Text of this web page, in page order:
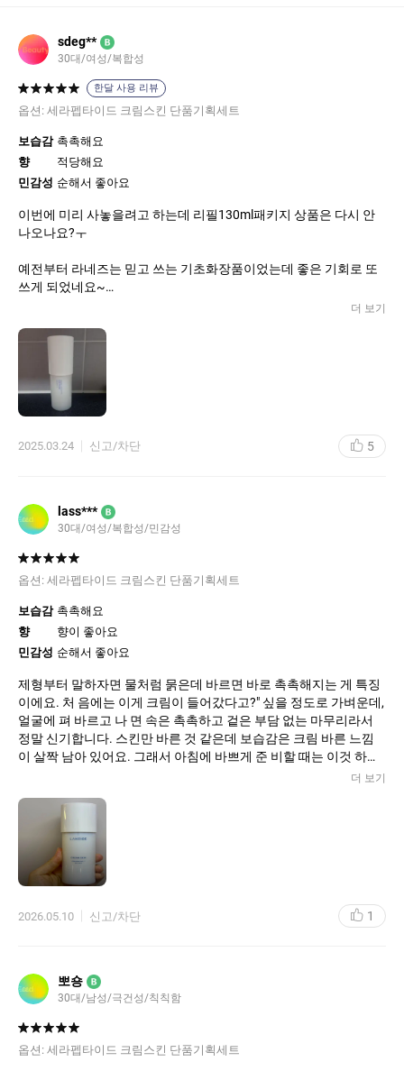
sdeg** B
30대/여성/복합성
한달 사용 리뷰
옵션: 세라펩타이드 크림스킨 단품기획세트
보습감 촉촉해요
향
적당해요
민감성 순해서 좋아요
이번에 미리 사놓을려고 하는데 리필130ml패키지 상품은 다시 안
나오나요?ㅜ
예전부터 라네즈는 믿고 쓰는 기초화장품이었는데 좋은 기회로 또
쓰게 되었네요~
이게 이름 그대로 크림스킨 크림의 성분으로 스킨같은 제형 그런 느
그냥 일반 스킨토너는 너무 물같고 묽어서 금방 날아가는 것 같고 흡
수가 되더라도 만족스럽지 못해서 어쩔때는 굳이 없이 살고 생략하
고 지내는 경우가 많은데 이 제품을 알고나서부터는 꼭 쓰는 것 같아
요!
아무래도 얼굴에 발랐을때 바른 보람이 있다고 해야할까요..ㅋ 근데
아서 계속 계속 쓸 수밖에 없는 필수 기초템이랍니다!
촉촉해서 7스킨까진 아니어도 5스킨 한다는 생각으로 이거 여러번
덧바르면 하나로도 충분히 기초 케어가 될 것도 같아요
향은 거의 없는..? 건가 약간 부드러운 향이 나는건가..
긴가민가 할 정도로 아무 자극 없어요 비주얼때문인지 우유같아요
ㅋㅋ 지극히 개인적인 의견입니다
생각보다 금방금방 쓰게 되는 기초템인데 용량도 꽤 넉넉해서 너무
좋아요
그냥 하는 말이 아니라 무조건 재구매 의사 있는 화장품입니다
더 보기
2025.03.24 신고/차단 5
lass*** B
30대/여성/복합성/민감성
옵션: 세라펩타이드 크림스킨 단품기획세트
보습감 촉촉해요
향
향이 좋아요
민감성 순해서 좋아요
제형부터 말하자면 물처럼 묽은데 바르면 바로 촉촉해지는 게 특징
이에요. 처 음에는 이게 크림이 들어갔다고?" 싶을 정도로 가벼운데,
얼굴에 펴 바르고 나 면 속은 촉촉하고 겉은 부담 없는 마무리라서
정말 신기합니다. 스킨만 바른 것 같은데 보습감은 크림 바른 느낌
이 살짝 남아 있어요. 그래서 아침에 바쁘게 준 비할 때는 이것 하나
상 무난하 다는 거예요. 피부가 예민해졌을 때, 갑자기 트러블 올라
올 것 같을 때, 혹은 뭘 발라야 할지 모르겠을 때 그냥 이거 하나 바르
면 기본은 합니다. 화장솜에 듬뿍 묻혀서 닦토처럼 써도 좋고, 손에
덜어서 여러 번 레이어링해도 밀림 없이 잘 흡수돼요. 저는 건조할
때는 두세 번 덧발라서 미니 팩처럼 쓰기도 하는데, 그 러면 다음 날
향도 거의 없는 편이라 호불호가 적어요. 인공적인 화장품 향 싫어
하고 싶습니다. 남녀 구분 없이 쓰기 좋아서 집에 두고 가족이랑 같
이 써도 될 정도예요.
더 보기
2026.05.10 신고/차단 1
뽀숑 B
30대/남성/극건성/칙칙함
옵션: 세라펩타이드 크림스킨 단품기획세트